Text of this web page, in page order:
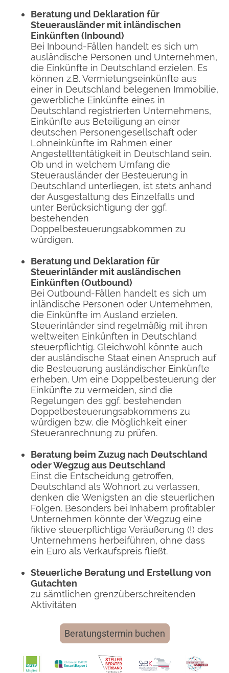
Beratung und Deklaration für
Steuerausländer mit inländischen
Einkünften (Inbound)
Bei Inbound-Fällen handelt es sich um
ausländische Personen und Unternehmen,
die Einkünfte in Deutschland erzielen. Es
können z.B. Vermietungseinkünfte aus
einer in Deutschland belegenen Immobilie,
gewerbliche Einkünfte eines in
Deutschland registrierten Unternehmens,
Einkünfte aus Beteiligung an einer
deutschen Personengesellschaft oder
Lohneinkünfte im Rahmen einer
Angestelltentätigkeit in Deutschland sein.
Ob und in welchem Umfang die
Steuerausländer der Besteuerung in
Deutschland unterliegen, ist stets anhand
der Ausgestaltung des Einzelfalls und
unter Berücksichtigung der ggf.
bestehenden
Doppelbesteuerungsabkommen zu
würdigen.
Beratung und Deklaration für
Steuerinländer mit ausländischen
Einkünften (Outbound)
Bei Outbound-Fällen handelt es sich um
inländische Personen oder Unternehmen,
die Einkünfte im Ausland erzielen.
Steuerinländer sind regelmäßig mit ihren
weltweiten Einkünften in Deutschland
steuerpflichtig. Gleichwohl könnte auch
der ausländische Staat einen Anspruch auf
die Besteuerung ausländischer Einkünfte
erheben. Um eine Doppelbesteuerung der
Einkünfte zu vermeiden, sind die
Regelungen des ggf. bestehenden
Doppelbesteuerungsabkommens zu
würdigen bzw. die Möglichkeit einer
Steueranrechnung zu prüfen.
Beratung beim Zuzug nach Deutschland
oder Wegzug aus Deutschland
Einst die Entscheidung getroffen,
Deutschland als Wohnort zu verlassen,
denken die Wenigsten an die steuerlichen
Folgen. Besonders bei Inhabern profitabler
Unternehmen könnte der Wegzug eine
fiktive steuerpflichtige Veräußerung (!) des
Unternehmens herbeiführen, ohne dass
ein Euro als Verkaufspreis fließt.
Steuerliche Beratung und Erstellung von
Gutachten
zu sämtlichen grenzüberschreitenden
Aktivitäten
Beratungstermin buchen